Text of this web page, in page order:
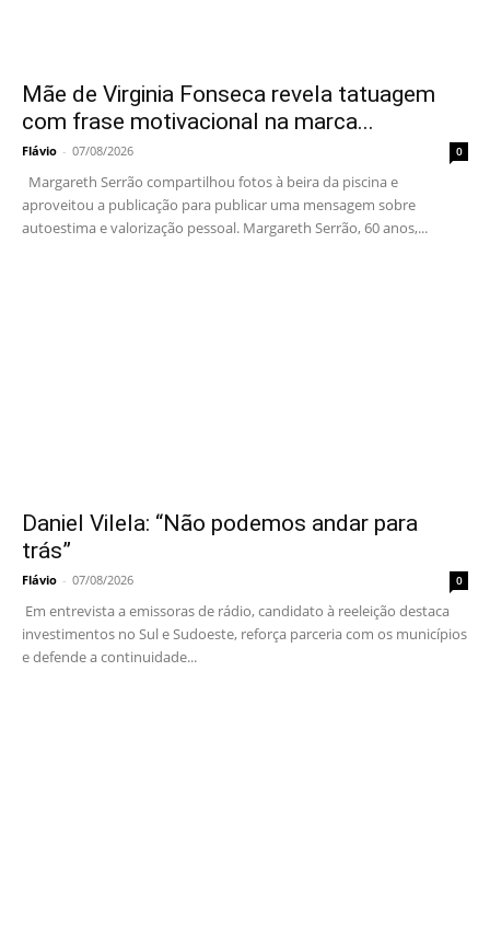
Mãe de Virginia Fonseca revela tatuagem
com frase motivacional na marca...
Flávio - 07/08/2026 0
Margareth Serrão compartilhou fotos à beira da piscina e
aproveitou a publicação para publicar uma mensagem sobre
autoestima e valorização pessoal. Margareth Serrão, 60 anos,...
Daniel Vilela: “Não podemos andar para
trás”
Flávio - 07/08/2026 0
Em entrevista a emissoras de rádio, candidato à reeleição destaca
investimentos no Sul e Sudoeste, reforça parceria com os municípios
e defende a continuidade...